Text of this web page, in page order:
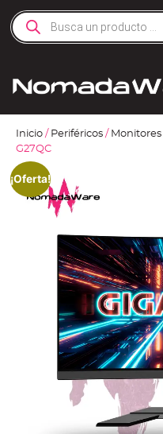
Inicio / Periféricos / Monitores
G27QC
¡Oferta!